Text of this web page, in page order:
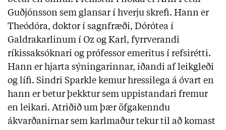
Guðjónsson sem glansar í hverju skrefi. Hann er
Theódóra, doktor í sagnfræði, Dórótea í
Galdrakarlinum í Oz og Karl, fyrrverandi
ríkissaksóknari og prófessor emeritus í refsirétti.
Hann er hjarta sýningarinnar, iðandi af leikgleði
og lífi. Sindri Sparkle kemur hressilega á óvart en
hann er betur þekktur sem uppistandari fremur
en leikari. Atriðið um þær öfgakenndu
ákvarðanirnar sem karlmaður tekur til að komast